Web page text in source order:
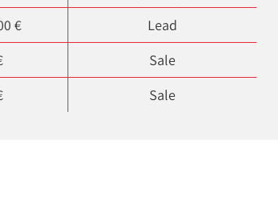
€
Lead
Sale
Sale